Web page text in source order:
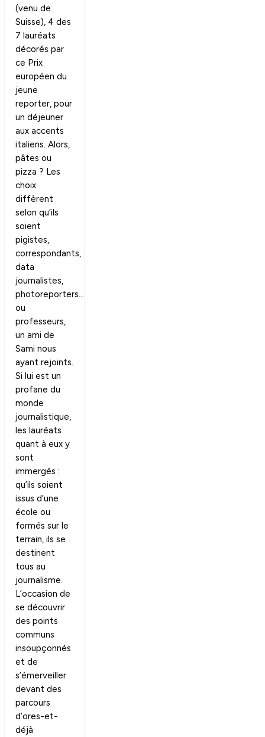
(venu de
Suisse), 4 des
7 lauréats
décorés par
ce Prix
européen du
jeune
reporter, pour
un déjeuner
aux accents
italiens. Alors,
pâtes ou
pizza ? Les
choix
diffèrent
selon qu’ils
soient
pigistes,
correspondants,
data
journalistes,
photoreporters…
ou
professeurs,
un ami de
Sami nous
ayant rejoints.
Si lui est un
profane du
monde
journalistique,
les lauréats
quant à eux y
sont
immergés :
qu’ils soient
issus d’une
école ou
formés sur le
terrain, ils se
destinent
tous au
journalisme.
L’occasion de
se découvrir
des points
communs
insoupçonnés
et de
s’émerveiller
devant des
parcours
d’ores-et-
déjà